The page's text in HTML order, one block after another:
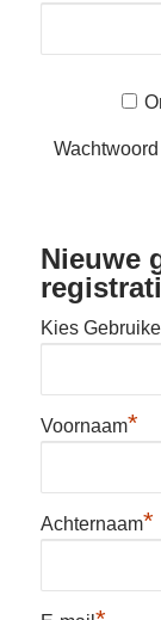
Nieuwe
Kies
Voornaam*
Achternaam*